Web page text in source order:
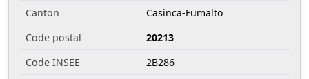
Canton
Casinca-Fumalto
Code postal
20213
Code INSEE
2B286